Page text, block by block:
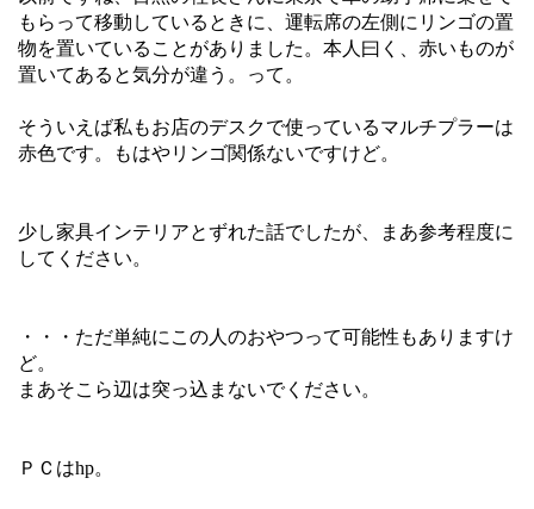
もらって移動しているときに、運転席の左側にリンゴの置
物を置いていることがありました。本人曰く、赤いものが
置いてあると気分が違う。って。
そういえば私もお店のデスクで使っているマルチプラーは
赤色です。もはやリンゴ関係ないですけど。
少し家具インテリアとずれた話でしたが、まあ参考程度に
してください。
・・・ただ単純にこの人のおやつって可能性もありますけ
ど。
まあそこら辺は突っ込まないでください。
ＰＣはhp。